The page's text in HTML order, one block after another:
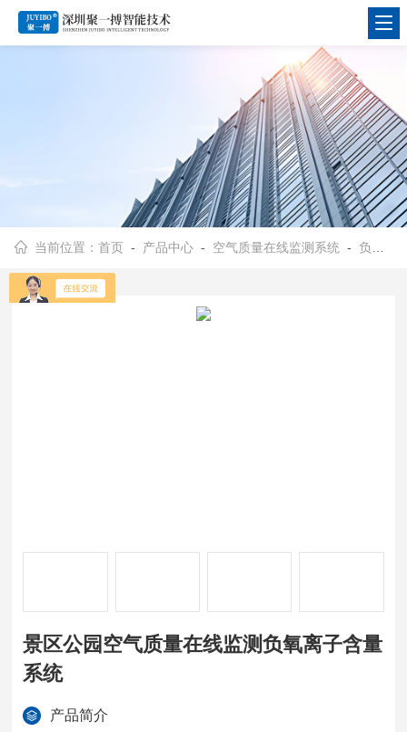
当前位置：首页 - 产品中心 - 空气质量在线监测系统 -负氧离子实时监测系统
景区公园空气质量在线监测负氧离子含量
系统
产品简介